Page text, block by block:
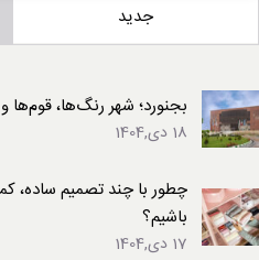
جدید
بجنورد؛ شهر رنگ‌ها،
18 دی,1404
چطور با چند تصمیم ساده،
باشیم؟
17 دی,1404